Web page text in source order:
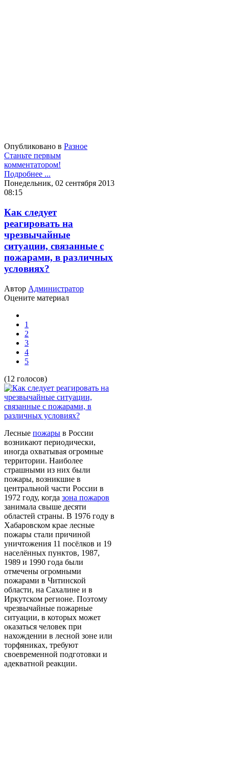
Опубликовано в Разное
Станьте первым
комментатором!
Подробнее ...
Понедельник, 02 сентября 2013
08:15
Как следует
реагировать на
чрезвычайные
ситуации, связанные с
пожарами, в различных
условиях?
Автор Администратор
Оцените материал
1
2
3
4
5
(12 голосов)
Лесные пожары в России
возникают периодически,
иногда охватывая огромные
территории. Наиболее
страшными из них были
пожары, возникшие в
центральной части России в
1972 году, когда зона пожаров
занимала свыше десяти
областей страны. В 1976 году в
Хабаровском крае лесные
пожары стали причиной
уничтожения 11 посёлков и 19
населённых пунктов, 1987,
1989 и 1990 года были
отмечены огромными
пожарами в Читинской
области, на Сахалине и в
Иркутском регионе. Поэтому
чрезвычайные пожарные
ситуации, в которых может
оказаться человек при
нахождении в лесной зоне или
торфяниках, требуют
своевременной подготовки и
адекватной реакции.